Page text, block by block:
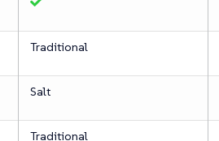
Traditional
Salt
Traditional